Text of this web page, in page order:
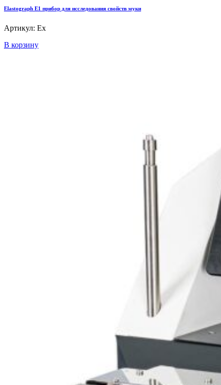
Elastograph E1 прибор для исследования свойств муки
Артикул: Ex
В корзину